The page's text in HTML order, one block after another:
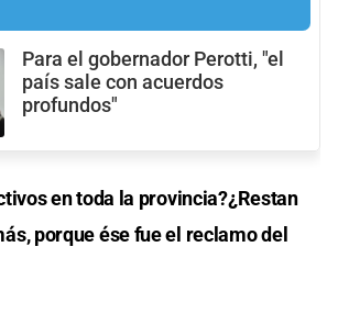
Para el gobernador Perotti, "el
país sale con acuerdos
profundos"
en toda la provincia?¿Restan
porque ése fue el reclamo del